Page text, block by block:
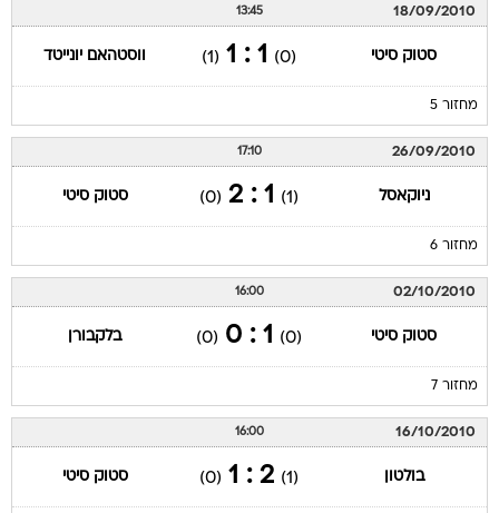
18/09/2010
13:45
סטוק סיטי (0)
1 : 1
(1) ווסטהאם יונייטד
מחזור 5
26/09/2010
17:10
ניוקאסל (1)
1 : 2
(0) סטוק סיטי
מחזור 6
02/10/2010
16:00
סטוק סיטי (0)
1 : 0
(0) בלקבורן
מחזור 7
16/10/2010
16:00
בולטון (1)
2 : 1
(0) סטוק סיטי